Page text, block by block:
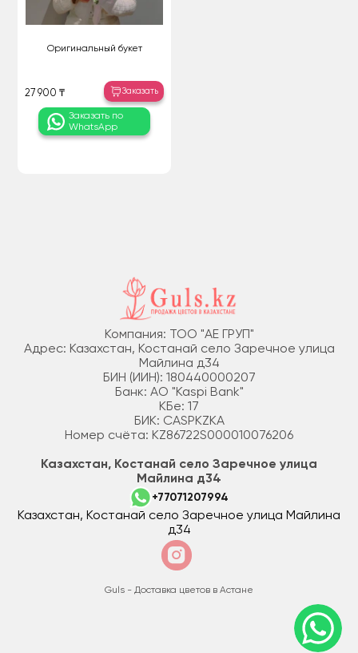
Оригинальный букет
27 900 ₸ Заказать
Заказать по
WhatsApp
Компания: ТОО "АЕ ГРУП"
Адрес: Казахстан, Костанай село Заречное улица
Майлина д34
БИН (ИИН): 180440000207
Банк: АО "Kaspi Bank"
КБе: 17
БИК: CASPKZKA
Номер счёта: KZ86722S000010076206
Казахстан, Костанай село Заречное улица
Майлина д34
+77071207994
Казахстан, Костанай село Заречное улица Майлина
д34
Guls - Доставка цветов в Астане